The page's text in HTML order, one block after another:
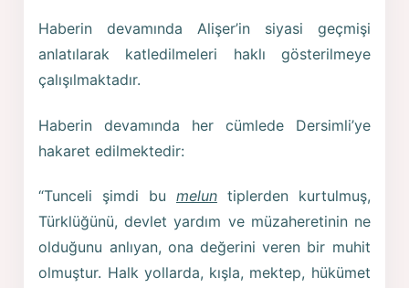
Haberin devamında Alişer’in siyasi geçmişi
anlatılarak katledilmeleri haklı gösterilmeye
çalışılmaktadır.
Haberin devamında her cümlede Dersimli’ye
hakaret edilmektedir:
“Tunceli şimdi bu meluntiplerden kurtulmuş,
Türklüğünü, devlet yardım ve müzaheretinin ne
olduğunu anlıyan, ona değerini veren bir muhit
olmuştur. Halk yollarda, kışla, mektep, hükümet